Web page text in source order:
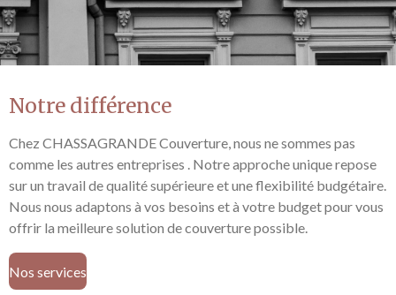
Notre différence
Chez CHASSAGRANDE Couverture, nous ne sommes pas
comme les autres entreprises . Notre approche unique repose
sur un travail de qualité supérieure et une flexibilité budgétaire.
Nous nous adaptons à vos besoins et à votre budget pour vous
offrir la meilleure solution de couverture possible.
Nos services